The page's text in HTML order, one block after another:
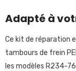
Adapté à
Ce kit de réparation
tambours de frein
les modèles R234-